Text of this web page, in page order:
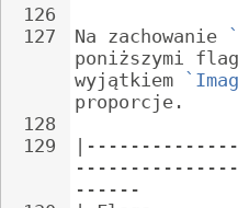
126
127
128
129
Na zachowanie
poniższymi
wyjątkiem
proporcje.
------